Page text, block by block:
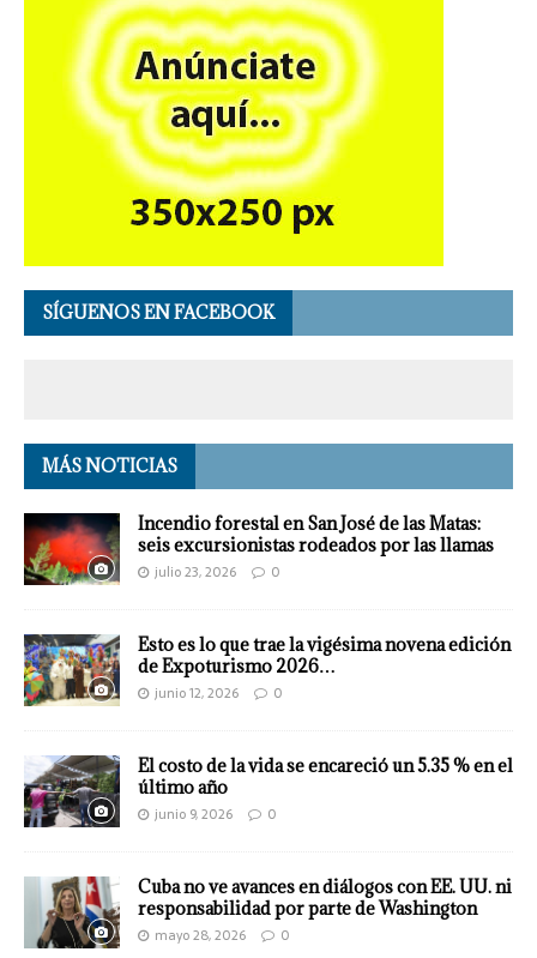
SÍGUENOS EN FACEBOOK
MÁS NOTICIAS
Incendio forestal en San José de las Matas:
seis excursionistas rodeados por las llamas
julio 23, 2026 0
Esto es lo que trae la vigésima novena edición
de Expoturismo 2026…
junio 12, 2026 0
El costo de la vida se encareció un 5.35 % en el
último año
junio 9, 2026 0
Cuba no ve avances en diálogos con EE. UU. ni
responsabilidad por parte de Washington
mayo 28, 2026 0